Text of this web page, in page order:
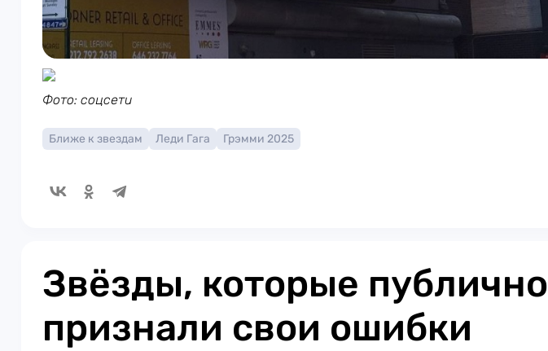
Фото: соцсети
Ближе к звездам Леди Гага Грэмми 2025
Звёзды, которые публично
признали свои ошибки